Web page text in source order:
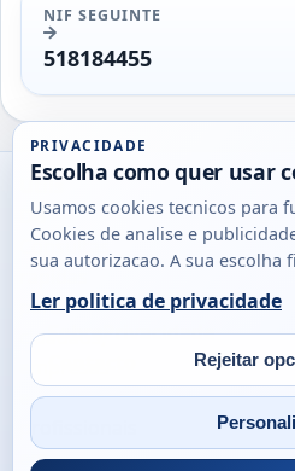
NIF SEGUINTE
518184455
Utils
DB
Consultas
para
cidadaos,
em
SobrePrivacidade
PRIVACIDADE
Escolha como quer usar
Usamos cookies tecnicos para
Cookies de analise e
sua autorizacao. A sua escolha
Ler politica de privacidade
Rejeitar